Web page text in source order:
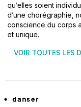
qu’elles soient
d’une chorégraphie,
conscience du corps
et unique.
VOIR TOUTES LES
danser